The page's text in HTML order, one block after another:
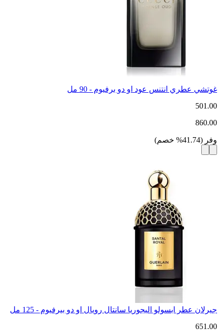
غوتشي عطري انتنس عود او دو برفيوم - 90 مل
501.00
860.00
وفر (
41.74
% خصم)
جيرلان عطر ابسولو اليجوريا سانتال رويال او دو بيرفيوم - 125 مل
651.00